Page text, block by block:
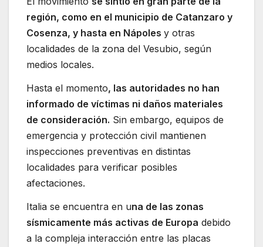
región, como en el municipio de Catanzaro y
Cosenza, y hasta en Nápoles y otras
localidades de la zona del Vesubio, según
medios locales.
Hasta el momento, las autoridades no han
informado de víctimas ni daños materiales
de consideración. Sin embargo, equipos de
emergencia y protección civil mantienen
inspecciones preventivas en distintas
localidades para verificar posibles
afectaciones.
Italia se encuentra en una de las zonas
sísmicamente más activas de Europa debido
a la compleja interacción entre las placas